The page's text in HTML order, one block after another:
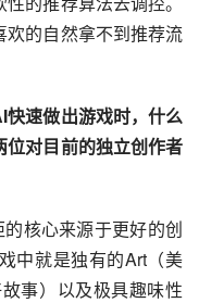
欢的自然拿不到推荐流
速做出游戏时，什么
对目前的独立创作者
核心来源于更好的创
中就是独有的Art（美
事）以及极具趣味性